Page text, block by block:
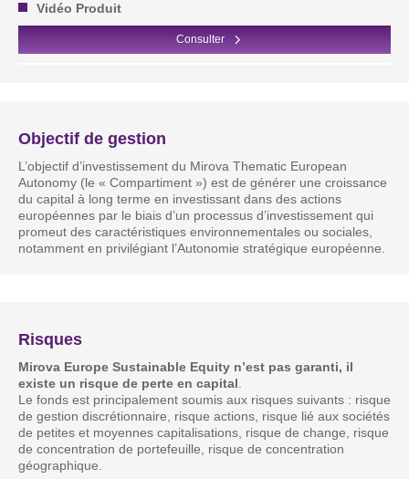
Vidéo Produit
Consulter
Objectif de gestion
L’objectif d’investissement du Mirova Thematic European
Autonomy (le « Compartiment ») est de générer une croissance
du capital à long terme en investissant dans des actions
européennes par le biais d’un processus d’investissement qui
promeut des caractéristiques environnementales ou sociales,
notamment en privilégiant l’Autonomie stratégique européenne.
Risques
Mirova Europe Sustainable Equity n’est pas garanti, il
existe un risque de perte en capital
Le fonds est principalement soumis aux risques suivants : risque
de gestion discrétionnaire, risque actions, risque lié aux sociétés
de petites et moyennes capitalisations, risque de change, risque
de concentration de portefeuille, risque de concentration
géographique.